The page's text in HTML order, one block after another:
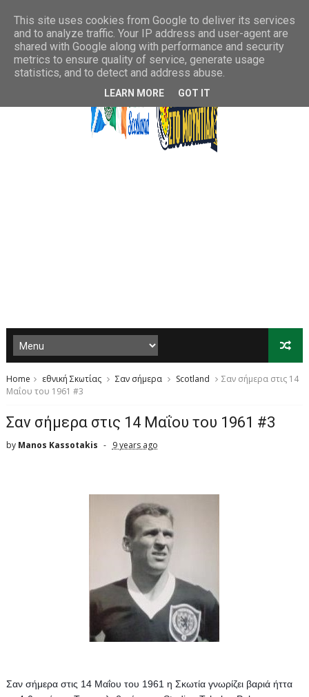
Home εθνική Σκωτίας Σαν σήμερα Scotland
Σαν σήμερα στις 14
Μαΐου του 1961 #3
Σαν σήμερα στις 14 Μαΐου του 1961 #3
by Manos Kassotakis 9 years ago
Σαν σήμερα στις 14 Μαΐου του 1961 η Σκωτία γνωρίζει βαριά ήττα
This site uses cookies from Google to deliver its services
and to analyze traffic. Your IP address and user-agent are
shared with Google along with performance and security
metrics to ensure quality of service, generate usage
statistics, and to detect and address abuse.
LEARN MORE GOT IT